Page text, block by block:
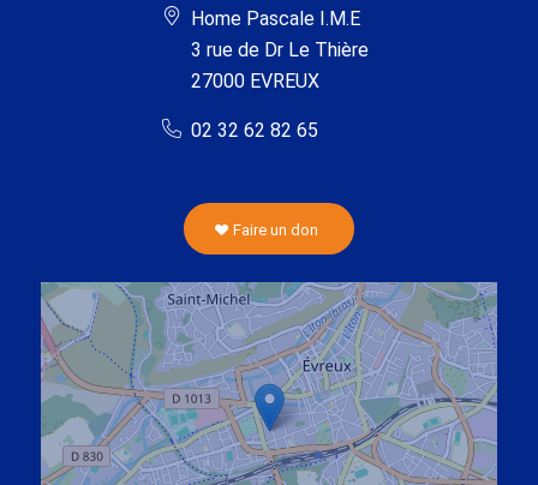
Home Pascale I.M.E
3 rue de Dr Le Thière
27000 EVREUX
02 32 62 82 65
Faire un don